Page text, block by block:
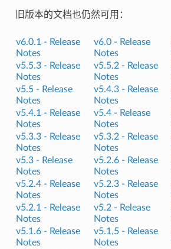
旧版本的文档也仍然可用：
v6.0.1 - Release
Notes
v6.0 - Release
Notes
v5.5.3 - Release
Notes
v5.5.2 - Release
Notes
v5.5 - Release
Notes
v5.4.3 - Release
Notes
v5.4.1 - Release
Notes
v5.4 - Release
Notes
v5.3.3 - Release
Notes
v5.3.2 - Release
Notes
v5.3 - Release
Notes
v5.2.6 - Release
Notes
v5.2.4 - Release
Notes
v5.2.3 - Release
Notes
v5.2.1 - Release
Notes
v5.2 - Release
Notes
v5.1.6 - Release
Notes
v5.1.5 - Release
Notes